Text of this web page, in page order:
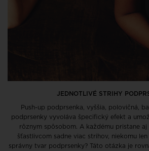
JEDNOTLIVÉ STRIHY
Push-up podprsenka, vyššia, polovičná,
podprsenky vyvoláva špecifický efekt a
rôznym spôsobom. A každému pristane
šťastlivcom sadne viac strihov, niekomu
správny tvar podprsenky? Táto otázka je